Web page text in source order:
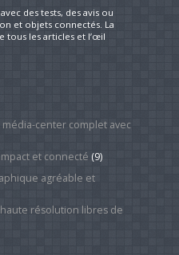
des tests, des avis ou
et objets connectés. La
tous les articles et l’œil
center complet avec
et connecté (9)
agréable et
résolution libres de